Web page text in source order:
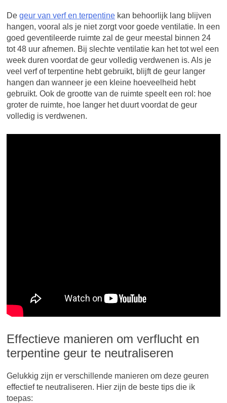
De geur van verf en terpentine kan behoorlijk lang blijven
hangen, vooral als je niet zorgt voor goede ventilatie. In een
goed geventileerde ruimte zal de geur meestal binnen 24
tot 48 uur afnemen. Bij slechte ventilatie kan het tot wel een
week duren voordat de geur volledig verdwenen is. Als je
veel verf of terpentine hebt gebruikt, blijft de geur langer
hangen dan wanneer je een kleine hoeveelheid hebt
gebruikt. Ook de grootte van de ruimte speelt een rol: hoe
groter de ruimte, hoe langer het duurt voordat de geur
volledig is verdwenen.
Effectieve manieren om verflucht en
terpentine geur te neutraliseren
Gelukkig zijn er verschillende manieren om deze geuren
effectief te neutraliseren. Hier zijn de beste tips die ik
toepas: